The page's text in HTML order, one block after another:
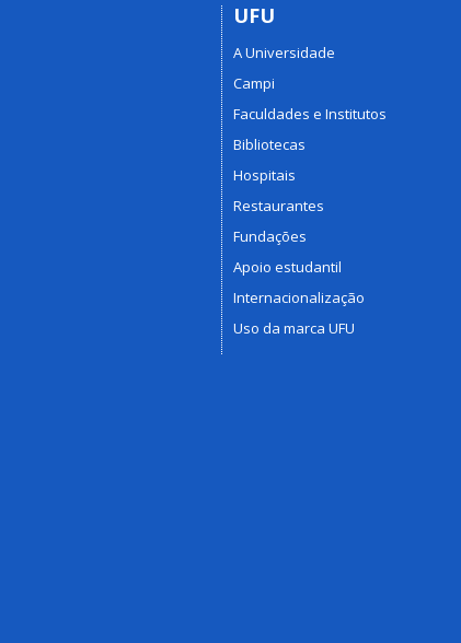
UFU
A Universidade
Campi
Faculdades e Institutos
Bibliotecas
Hospitais
Restaurantes
Fundações
Apoio estudantil
Internacionalização
Uso da marca UFU